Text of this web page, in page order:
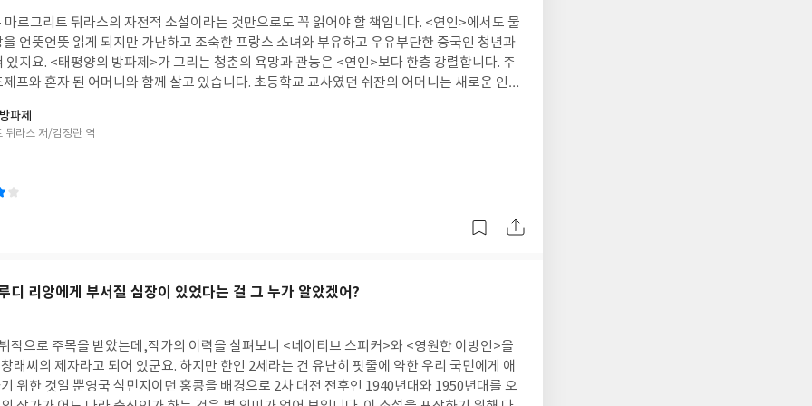
아의 결혼, 콜키스에서의 도피, 남동생 압시르토스의 죽음, 코린토스 정착, 글라우케(여기서
크레우사가 아닌 글라우케라고 적도록 하겠습니다)의 죽음, 아들들의 죽음 등을 남겨놓되, 이
성하고 있습니다. 목적을 위해서라면 흑마술을 동원하는 것을 마다하지
워지고 그 자리에 낯선 땅에서 상처 입은 몸과 마음에 생명의 온기를 불어넣는 치유자 메데이
데이아를 시기하는 그녀의 제자 아가메다도 아카마스와 손을 잡습니다. 볼프의 소설에 따르
것으로 신화에 기록된 모든 죄악들, 그러니까 마녀에 대한 응징에 정당성을 부여하는 이 모든
배자 혹은 타자에게 과(過)를 뒤집어씌우기 마련이니까요. 볼프의 글라우케는 에우리
이아손과의 결혼에 들떠 있는 철부지 공주도, 그릴파르처가 재해석한 품위 있는 그리스 여인
자신이 가진 치유 능력으로 간질병을 앓고 있는 글라우케를 치료하고 페스트가 도는 코린토
과 메데이아 사이를 이간질하고 아가메다를 부추겨 메데이아에게 불리한 증언들을 확보합니
있습니다. 메데이아의 치유 능력은 별을 읽고 점을 치는 것이 일인 그의
아들여지고, 그는 자신이 갖지 못한 것을 가진 메데이아에게 열등감을 느낍니다. 그가 메데이
할수록 메데이아의 태도는 더욱 당당해지고, 그녀의 당당함은 그를 더더욱 화가 나게 만들지
글라우케는 절망으로 우물에 뛰어들어 자살하고, 실의에 잠긴 크레온 왕은 죽은 듯이 궁의
르그리트 뒤라스의 자전적 소설이라는 것만으로도 꼭 읽어야 할 책입니다. <연인>에서도 물
언뜻언뜻 읽게 되지만 가난하고 조숙한 프랑스 소녀와 부유하고 우유부단한 중국인 청년과
있지요. <태평양의 방파제>가 그리는 청춘의 욕망과 관능은 <연인>보다 한층 강렬합니다. 주
프와 혼자 된 어머니와 함께 살고 있습니다. 초등학교 교사였던 쉬잔의 어머니는 새로운 인생
잠겨 쓸모없어진 불하지, 무너져가는 방갈로, 그리고 어린 두 남매뿐이지요. 처음부터 농사를
한 식민지 관리국의 간계에 휘둘렸던 어머니는 태평양을 막는 방파제를 만들어보지만 태평양
은 쉬잔에게 반한 졸부의 아들 무슈 조의 존재인데, 쉬잔의 처녀성을 두고, 또 쉬잔과의 결혼
조 사이에서 벌어지는 힘겨루기는 그 자체로 슬픈 블랙코미디입니다. 무슈 조에게서는 오래전
파제
뒤라스 저/김정란 역
디 리앙에게 부서질 심장이 있었다는 걸 그 누가 알았겠어?
작으로 주목을 받았는데,작가의 이력을 살펴보니 <네이티브 스피커>와 <영원한 이방인>을
래씨의 제자라고 되어 있군요. 하지만 한인 2세라는 건 유난히 핏줄에 약한 우리 국민에게 애
위한 것일 뿐영국 식민지이던 홍콩을 배경으로 2차 대전 전후인 1940년대와 1950년대를 오